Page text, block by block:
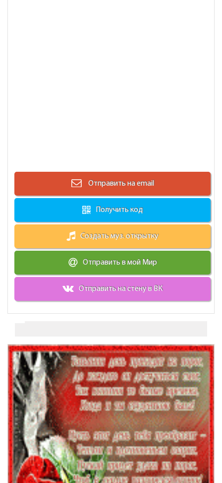
Отправить на email
Получить код
Создать муз. открытку
Отправить в мой Мир
Отправить на стену в ВК